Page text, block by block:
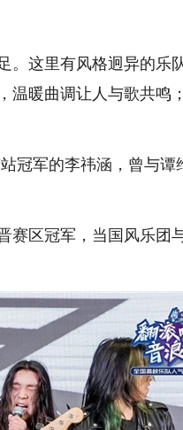
。这里有风格迥异的乐
温暖曲调让人与歌共鸣
冠军的李祎涵，曾与
赛区冠军，当国风乐团